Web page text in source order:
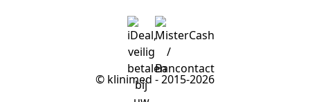
© klinimed - 2015-2026